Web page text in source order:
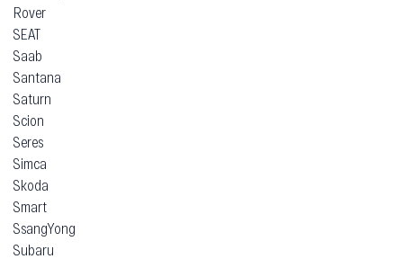
Rover
SEAT
Saab
Santana
Saturn
Scion
Seres
Simca
Skoda
Smart
SsangYong
Subaru